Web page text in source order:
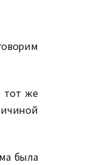
тот же
была